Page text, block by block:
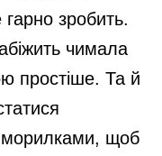
зробить.
чимала
простіше. Та й
морилками, щоб